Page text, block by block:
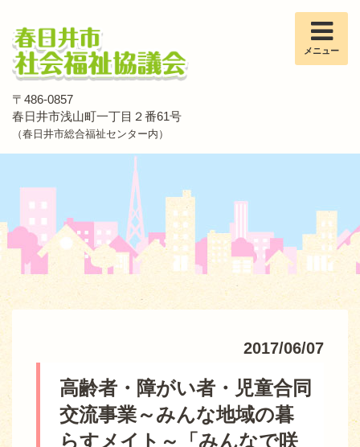
〒486-0857
春日井市浅山町一丁目２番61号
（春日井市総合福祉センター内）
メニュー
2017/06/07
高齢者・障がい者・児童合同
交流事業～みんな地域の暮
らすメイト～「みんなで咲